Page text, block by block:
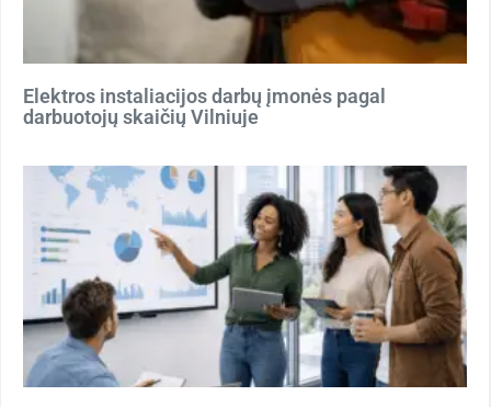
Elektros instaliacijos darbų įmonės pagal
darbuotojų skaičių Vilniuje